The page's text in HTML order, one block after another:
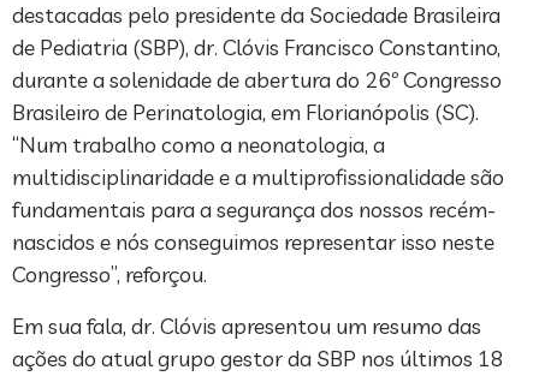
destacadas pelo presidente da Sociedade Brasileira
de Pediatria (SBP), dr. Clóvis Francisco Constantino,
durante a solenidade de abertura do 26º Congresso
Brasileiro de Perinatologia, em Florianópolis (SC).
“Num trabalho como a neonatologia, a
multidisciplinaridade e a multiprofissionalidade são
fundamentais para a segurança dos nossos recém-
nascidos e nós conseguimos representar isso neste
Congresso”, reforçou.
Em sua fala, dr. Clóvis apresentou um resumo das
ações do atual grupo gestor da SBP nos últimos 18